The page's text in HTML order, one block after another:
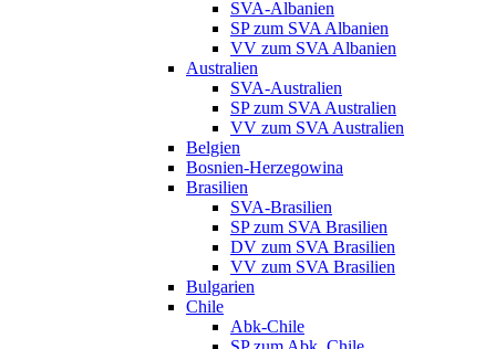
SVA-Albanien
SP zum SVA Albanien
VV zum SVA Albanien
Australien
SVA-Australien
SP zum SVA Australien
VV zum SVA Australien
Belgien
Bosnien-Herzegowina
Brasilien
SVA-Brasilien
SP zum SVA Brasilien
DV zum SVA Brasilien
VV zum SVA Brasilien
Bulgarien
Chile
Abk-Chile